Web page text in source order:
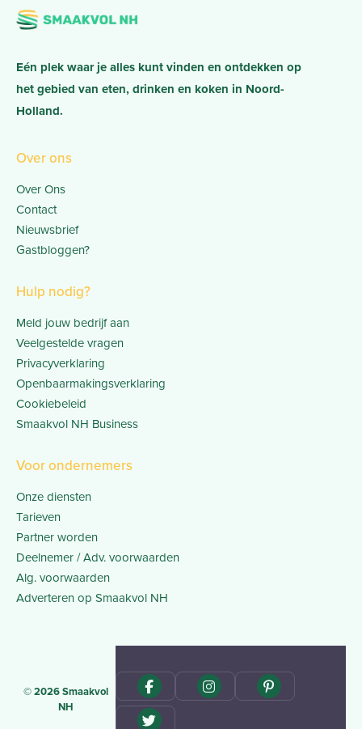
Eén plek waar je alles kunt vinden en ontdekken op
het gebied van eten, drinken en koken in Noord-
Holland.
Over ons
Over Ons
Contact
Nieuwsbrief
Gastbloggen?
Hulp nodig?
Meld jouw bedrijf aan
Veelgestelde vragen
Privacyverklaring
Openbaarmakingsverklaring
Cookiebeleid
Smaakvol NH Business
Voor ondernemers
Onze diensten
Tarieven
Partner worden
Deelnemer / Adv. voorwaarden
Alg. voorwaarden
Adverteren op Smaakvol NH
© 2026 Smaakvol
NH